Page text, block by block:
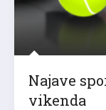
Najave
vikenda